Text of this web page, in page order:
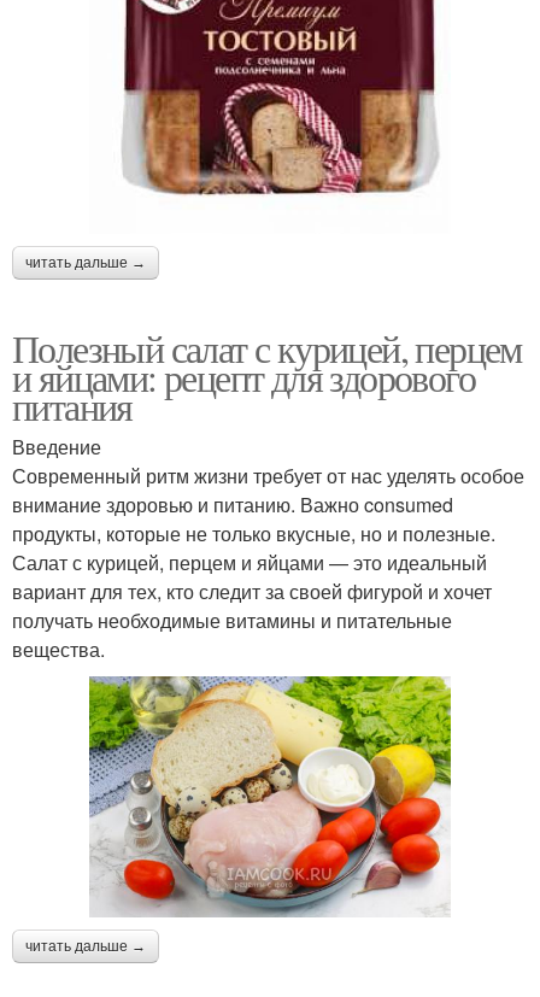
читать дальше →
Полезный салат с курицей, перцем
и яйцами: рецепт для здорового
питания
Введение
Современный ритм жизни требует от нас уделять особое
внимание здоровью и питанию. Важно consumed
продукты, которые не только вкусные, но и полезные.
Салат с курицей, перцем и яйцами — это идеальный
вариант для тех, кто следит за своей фигурой и хочет
получать необходимые витамины и питательные
вещества.
читать дальше →